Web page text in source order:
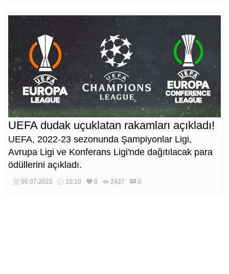
UEFA dudak uçuklatan rakamları açıkladı!
UEFA, 2022-23 sezonunda Şampiyonlar Ligi,
Avrupa Ligi ve Konferans Ligi'nde dağıtılacak para
ödüllerini açıkladı.
06.07.2022 10:10 0 2427 0